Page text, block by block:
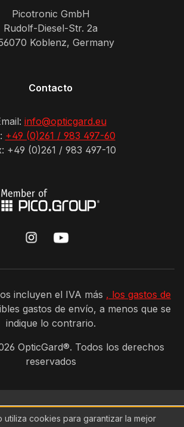
Picotronic GmbH
Rudolf-Diesel-Str. 2a
Koblenz, Germany
Contacto
info@opticgard.eu
+49 (0)261 / 983 497-60
+49 (0)261 / 983 497-10
incluyen el IVA más , los gastos de
gastos de envío, a menos que se
indique lo contrario.
OpticGard®. Todos los derechos
reservados
utiliza cookies para garantizar la mejor